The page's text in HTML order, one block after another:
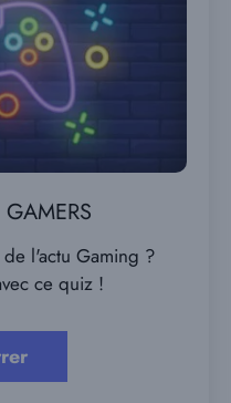
l'actu Gaming ?
ce quiz !